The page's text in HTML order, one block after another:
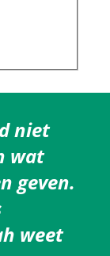
niet
wat
geven.
weet